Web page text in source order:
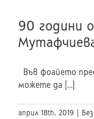
90 години
Във фоайето
можете да [...]
април 18th, 2019